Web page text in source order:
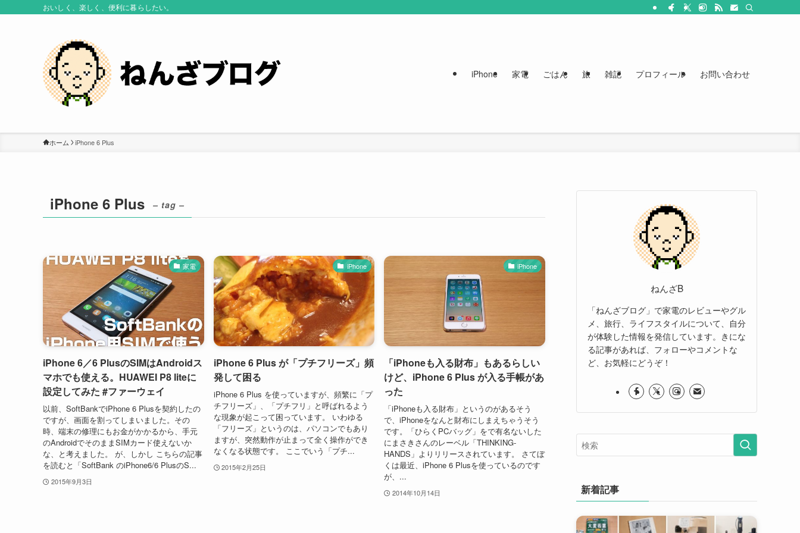
おいしく、楽しく、便利に暮らしたい。
iPhone 家電 ごはん 旅 雑記 プロフィール お問い合わせ
ホーム iPhone 6 Plus
iPhone 6 Plus – tag –
家電
iPhone 6／6 PlusのSIMはAndroidス
マホでも使える。HUAWEI P8 liteに
設定してみた #ファーウェイ
以前、SoftBankでiPhone 6 Plusを契約したの
ですが、画面を割ってしまいました。その
時、端末の修理にもお金がかかるから、手元
のAndroidでそのままSIMカード使えないか
な、と考えました。 が、しかし こちらの記事
を読むと「SoftBank のiPhone6/6 PlusのS...
2015年9月3日
iPhone
iPhone 6 Plus が「プチフリーズ」頻
発して困る
iPhone 6 Plus を使っていますが、頻繁に「プ
チフリーズ」、「プチフリ」と呼ばれるよう
な現象が起こって困っています。 いわゆる
「フリーズ」というのは、パソコンでもあり
ますが、突然動作が止まって全く操作ができ
なくなる状態です。 ここでいう「プチ...
2015年2月25日
iPhone
「iPhoneも入る財布」もあるらしい
けど、iPhone 6 Plus が入る手帳があ
った
「iPhoneも入る財布」というのがあるそう
で、iPhoneをなんと財布にしまえちゃうそう
です。「ひらくPCバッグ」をで有名ないした
にまさきさんのレーベル「THINKING-
HANDS」よりリリースされています。 さてぼ
くは最近、iPhone 6 Plusを使っているのです
が、...
2014年10月14日
ねんざB
「ねんざブログ」で家電のレビューやグル
メ、旅行、ライフスタイルについて、自分
が体験した情報を発信しています。きにな
る記事があれば、フォローやコメントな
ど、お気軽にどうぞ！
新着記事